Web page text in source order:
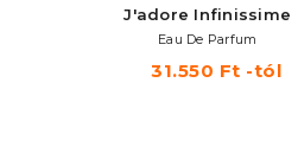
J'adore Infinissime
Eau De Parfum
31.550 Ft -tól